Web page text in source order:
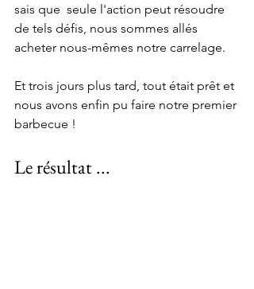
sais que  seule l'action peut résoudre
de tels défis, nous sommes allés
acheter nous-mêmes notre carrelage.
Et trois jours plus tard, tout était prêt et
nous avons enfin pu faire notre premier
barbecue !
Le résultat ...